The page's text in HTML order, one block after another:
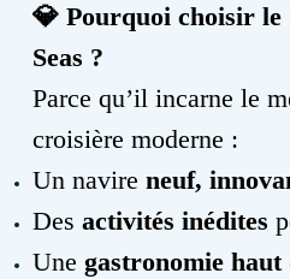
💎 Pourquoi choisir le
Seas ?
Parce qu’il incarne le
croisière moderne :
Un navire neuf,
Des activités inédites
Une gastronomie haut